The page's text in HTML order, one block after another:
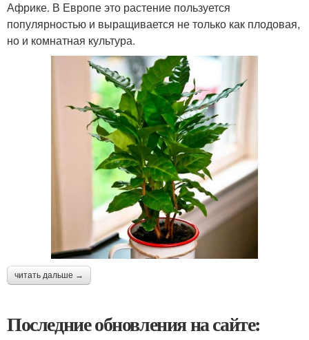
Африке. В Европе это растение пользуется
популярностью и выращивается не только как плодовая,
но и комнатная культура.
читать дальше →
Последние обновления на сайте: